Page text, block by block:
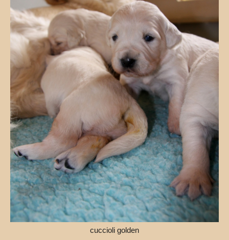
cuccioli golden